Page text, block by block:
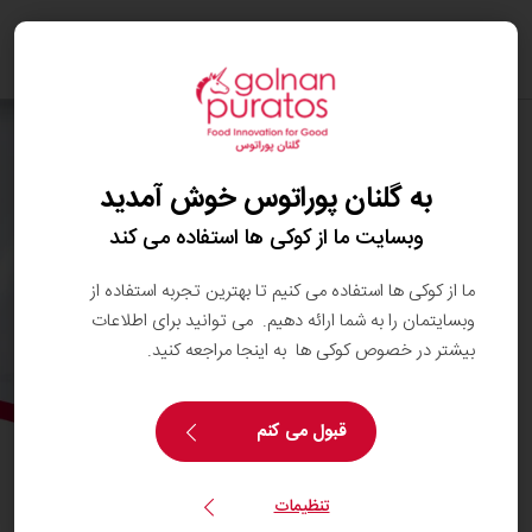
نیاز روزانه انسان به میوه‌ها...
به گلنان پوراتوس خوش آمدید
وبسایت ما از کوکی ها استفاده می کند
ما از کوکی ها استفاده می کنیم تا بهترین تجربه استفاده از
وبسایتمان را به شما ارائه دهیم. می توانید برای اطلاعات
بیشتر در خصوص کوکی ها به اینجا مراجعه کنید.
قبول می کنم
تنظیمات